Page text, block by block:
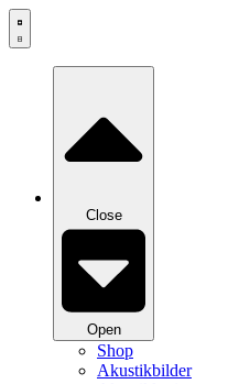
Zum
Inhalt
Close
Open
Shop
Akustikbilder